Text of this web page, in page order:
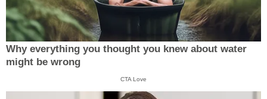
Why everything you thought you knew about water
might be wrong
CTA Love